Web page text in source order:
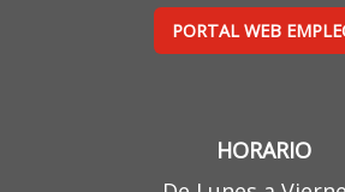
PORTAL WEB
HORARIO